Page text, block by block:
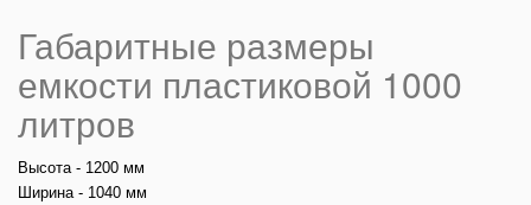
Габаритные размеры
емкости пластиковой 1000
литров
Высота - 1200 мм
Ширина - 1040 мм